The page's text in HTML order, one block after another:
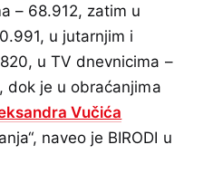
– 68.912, zatim u
u jutarnjim i
u TV dnevnicima –
dok je u obraćanjima
Vučića
naveo je BIRODI u